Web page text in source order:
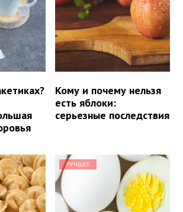
Кому и почему нельзя
есть яблоки:
серьезные последствия
ЛУЧШЕЕ